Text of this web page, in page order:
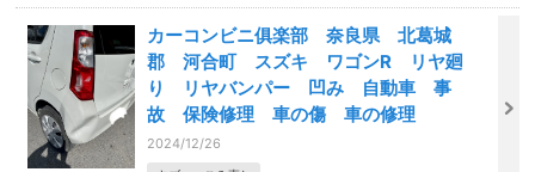
カーコンビニ俱楽部 奈良県 北葛城
郡 河合町 スズキ ワゴンR リヤ廻
り リヤバンパー 凹み 自動車 事
故 保険修理 車の傷 車の修理
2024/12/26